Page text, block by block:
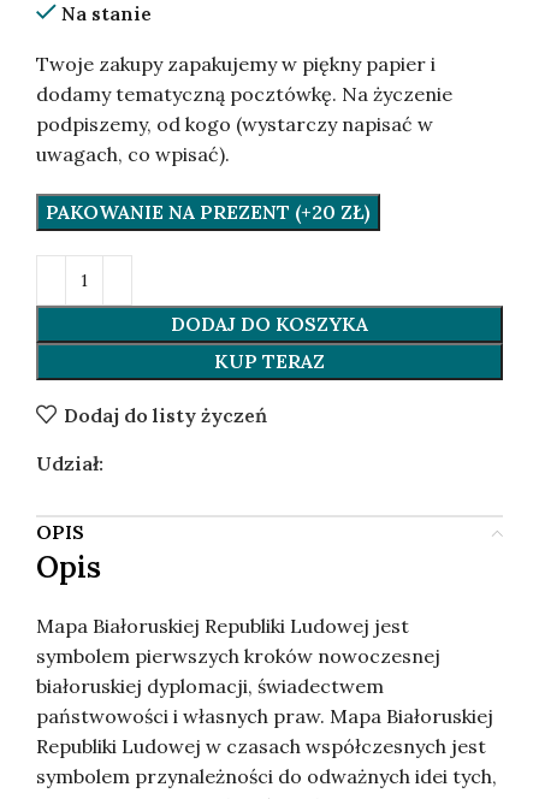
Na stanie
Twoje zakupy zapakujemy w piękny papier i
dodamy tematyczną pocztówkę. Na życzenie
podpiszemy, od kogo (wystarczy napisać w
uwagach, co wpisać).
PAKOWANIE NA PREZENT (+20 ZŁ)
DODAJ DO KOSZYKA
KUP TERAZ
Dodaj do listy życzeń
Udział:
OPIS
Opis
Mapa Białoruskiej Republiki Ludowej jest
symbolem pierwszych kroków nowoczesnej
białoruskiej dyplomacji, świadectwem
państwowości i własnych praw. Mapa Białoruskiej
Republiki Ludowej w czasach współczesnych jest
symbolem przynależności do odważnych idei tych,